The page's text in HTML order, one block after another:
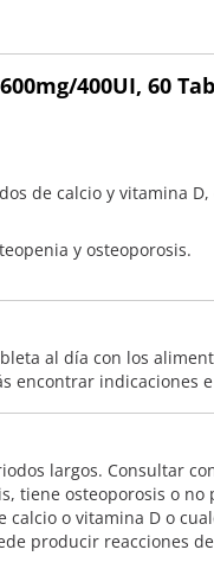
400UI, 60
de calcio y vitamina
y osteoporosis.
al día con los
encontrar indicaciones
largos. Consultar
tiene osteoporosis o
calcio o vitamina D o
producir reacciones